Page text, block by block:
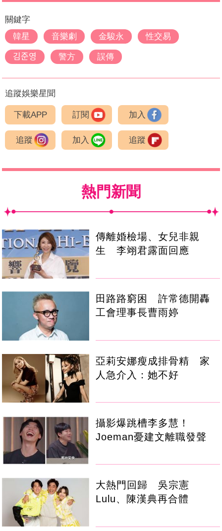
關鍵字
韓星
音樂劇 金駿永 性交易
김준영 警方 誤傳
追蹤娛樂星聞
下載APP 訂閱 加入
追蹤 加入 追蹤
熱門新聞
傳離婚檢場、女兒非親
生 李翊君露面回應
田路路窮困 許常德開轟
工會理事長曹雨婷
亞莉安娜瘦成排骨精 家
人急介入：她不好
攝影爆跳槽李多慧！
Joeman憂建文離職發聲
大熱門回歸 吳宗憲
Lulu、陳漢典再合體